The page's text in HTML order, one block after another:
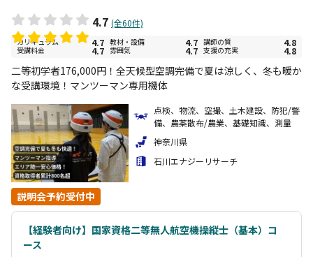
4.7 (全60件)
カリキュラム 4.7 教材・設備 4.7 講師の質 4.8
受講料金 4.7 雰囲気 4.7 支援の充実 4.8
二等初学者176,000円！全天候型空調完備で夏は涼しく、冬も暖か
な受講環境！マンツーマン専用機体
点検、物流、空撮、土木建設、防犯/警
備、農薬散布/農業、基礎知識、測量
神奈川県
石川エナジーリサーチ
説明会予約受付中
【経験者向け】国家資格二等無人航空機操縦士（基本）コ
ース